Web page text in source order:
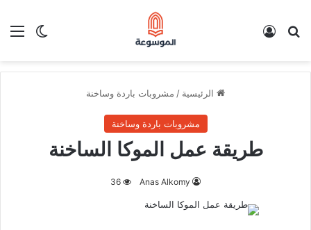
الوضع بحث عن
الرئيسية / مشروبات باردة وساخنة
مشروبات باردة وساخنة
طريقة عمل الموكا الساخنة
Anas Alkomy
36